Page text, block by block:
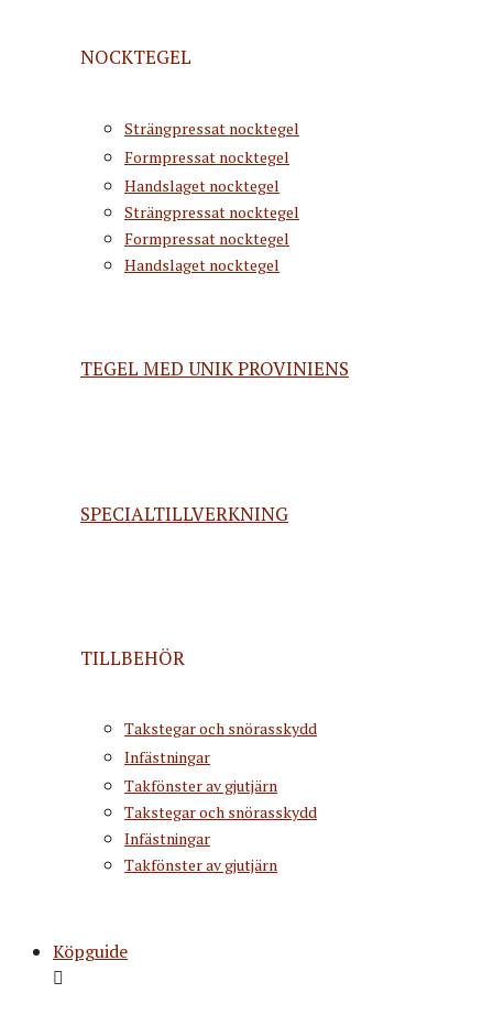
NOCKTEGEL
Strängpressat nocktegel
Formpressat nocktegel
Handslaget nocktegel
Strängpressat nocktegel
Formpressat nocktegel
Handslaget nocktegel
TEGEL MED UNIK PROVINIENS
SPECIALTILLVERKNING
TILLBEHÖR
Takstegar och snörasskydd
Infästningar
Takfönster av gjutjärn
Takstegar och snörasskydd
Infästningar
Takfönster av gjutjärn
Köpguide